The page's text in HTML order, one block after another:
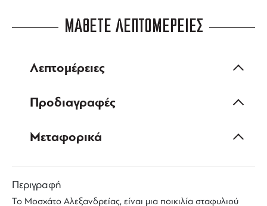
ΜΑΘΕΤΕ ΛΕΠΤΟΜΕΡΕΙΕΣ
Λεπτομέρειες
Προδιαγραφές
Μεταφορικά
Περιγραφή
Το Μοσχάτο Αλεξανδρείας, είναι μια ποικιλία σταφυλιού